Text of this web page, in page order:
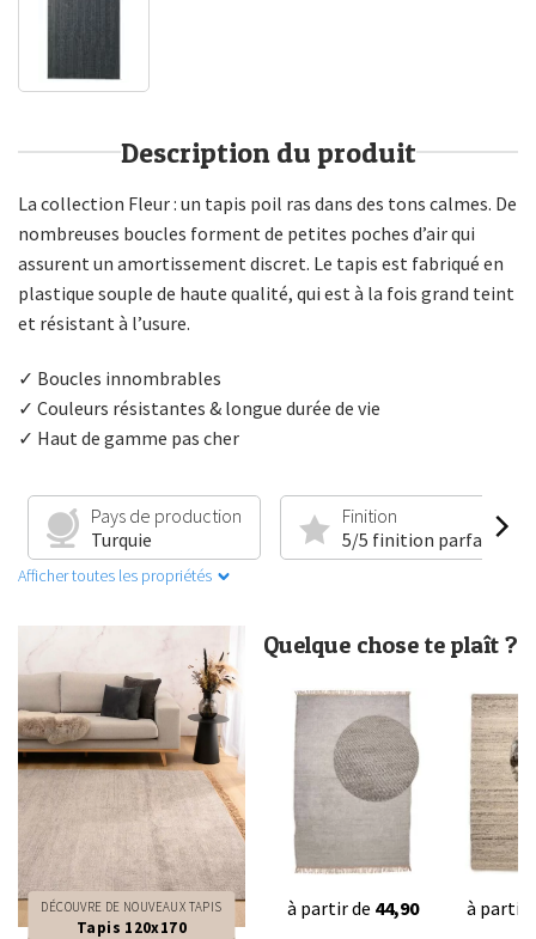
Description du produit
La collection Fleur : un tapis poil ras dans des tons calmes. De
nombreuses boucles forment de petites poches d’air qui
assurent un amortissement discret. Le tapis est fabriqué en
plastique souple de haute qualité, qui est à la fois grand teint
et résistant à l’usure.
✓ Boucles innombrables
✓ Couleurs résistantes & longue durée de vie
✓ Haut de gamme pas cher
Pays de production
Turquie
Finition
5/5 finition parfaite
Afficher toutes les propriétés
DÉCOUVRE DE NOUVEAUX TAPIS
Tapis 120x170
Quelque chose te plaît ?
à partir de 44,90 à partir